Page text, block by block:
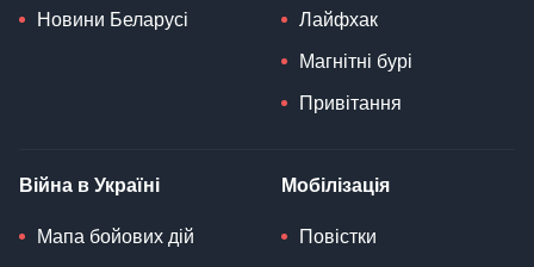
Новини Беларусі Лайфхак
Магнітні бурі
Привітання
Війна в Україні
Мапа бойових дій
Мобілізація
Повістки